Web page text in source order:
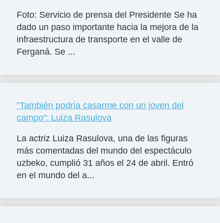
Foto: Servicio de prensa del Presidente Se ha
dado un paso importante hacia la mejora de la
infraestructura de transporte en el valle de
Ferganá. Se ...
"También podría casarme con un joven del
campo": Luiza Rasulova
La actriz Luiza Rasulova, una de las figuras
más comentadas del mundo del espectáculo
uzbeko, cumplió 31 años el 24 de abril. Entró
en el mundo del a...